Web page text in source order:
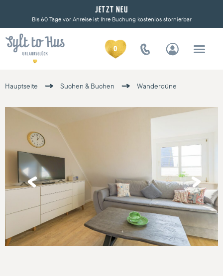
JETZT NEU
Bis 60 Tage vor Anreise ist Ihre Buchung kostenlos stornierbar
0
Hauptseite Suchen & Buchen Wanderdüne
Previous Next